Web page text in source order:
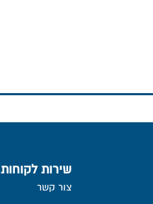
שירות לקוחות
צור קשר